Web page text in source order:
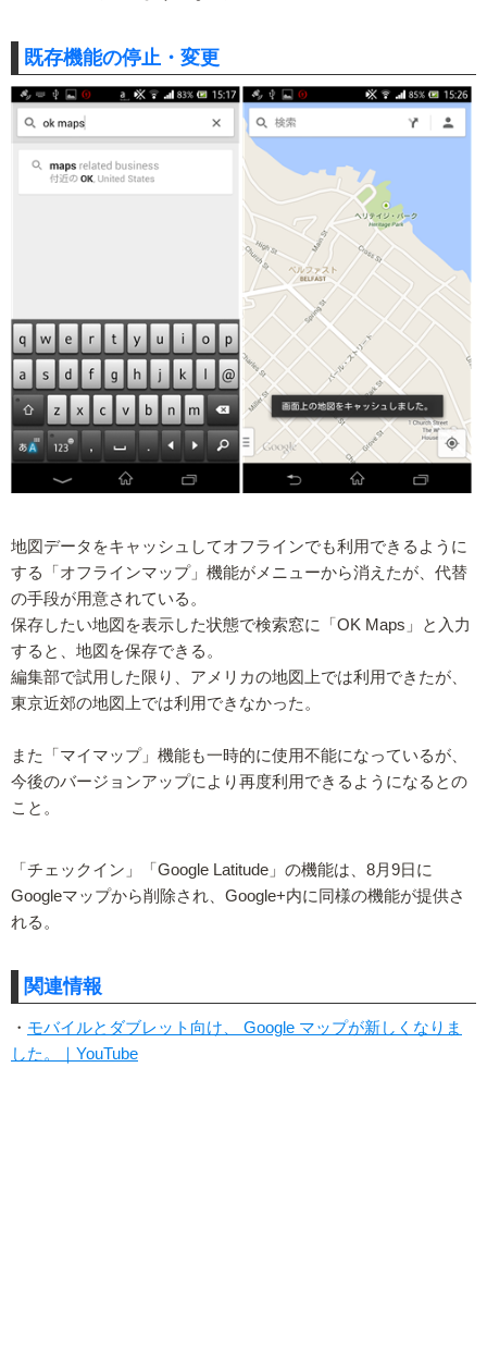
既存機能の停止・変更
地図データをキャッシュしてオフラインでも利用できるように
する「オフラインマップ」機能がメニューから消えたが、代替
の手段が用意されている。
保存したい地図を表示した状態で検索窓に「OK Maps」と入力
すると、地図を保存できる。
編集部で試用した限り、アメリカの地図上では利用できたが、
東京近郊の地図上では利用できなかった。
また「マイマップ」機能も一時的に使用不能になっているが、
今後のバージョンアップにより再度利用できるようになるとの
こと。
「チェックイン」「Google Latitude」の機能は、8月9日に
Googleマップから削除され、Google+内に同様の機能が提供さ
れる。
関連情報
・ モバイルとダブレット向け、 Google マップが新しくなりま
した。｜YouTube